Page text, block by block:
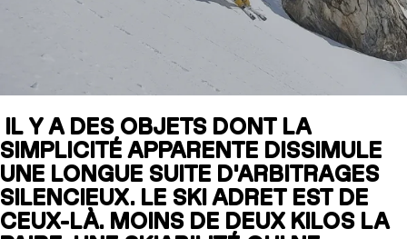
LITE
SLAP 92
UBAC 102
IL Y A DES OBJETS DONT LA
SIMPLICITÉ APPARENTE DISSIMULE
UNE LONGUE SUITE D'ARBITRAGES
SILENCIEUX. LE SKI ADRET EST DE
CEUX-LÀ. MOINS DE DEUX KILOS LA